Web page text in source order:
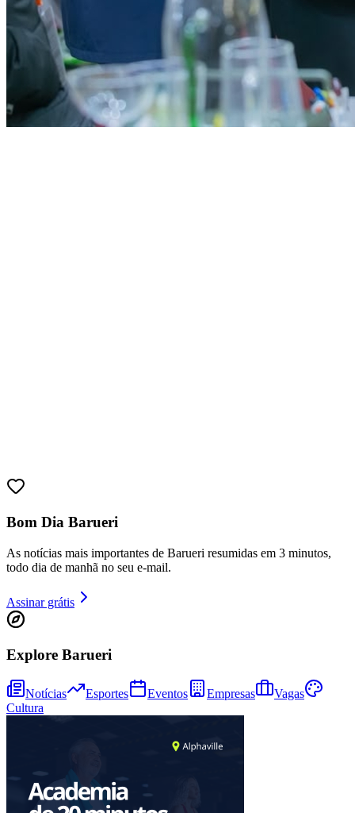
Bom Dia Barueri
As notícias mais importantes de Barueri resumidas em 3 minutos,
todo dia de manhã no seu e-mail.
Assinar grátis
Explore Barueri
Notícias Esportes Eventos Empresas
Vagas
Cultura